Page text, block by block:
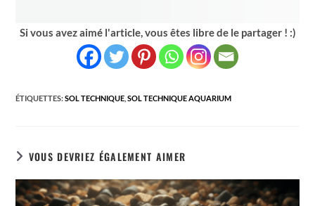
Si vous avez aimé l'article, vous êtes libre de le partager ! :)
ÉTIQUETTES:SOL TECHNIQUE SOL TECHNIQUE AQUARIUM
VOUS DEVRIEZ ÉGALEMENT AIMER